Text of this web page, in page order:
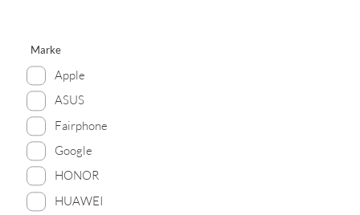
Marke
Apple
ASUS
Fairphone
Google
HONOR
HUAWEI